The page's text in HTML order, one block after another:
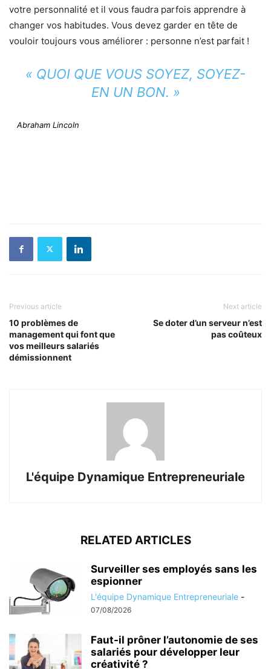
votre personnalité et il vous faudra parfois apprendre à
changer vos habitudes. Vous devez garder en tête de
vouloir toujours vous améliorer : personne n’est parfait !
« QUOI QUE VOUS SOYEZ, SOYEZ-
EN UN BON. »
Abraham Lincoln
Previous article
10 problèmes de
management qui font que
vos meilleurs salariés
démissionnent
Next article
Se doter d’un serveur n’est
pas coûteux
L'équipe Dynamique Entrepreneuriale
RELATED ARTICLES
Surveiller ses employés sans les
espionner
L'équipe Dynamique Entrepreneuriale -
07/08/2026
Faut-il prôner l’autonomie de ses
salariés pour développer leur
créativité ?